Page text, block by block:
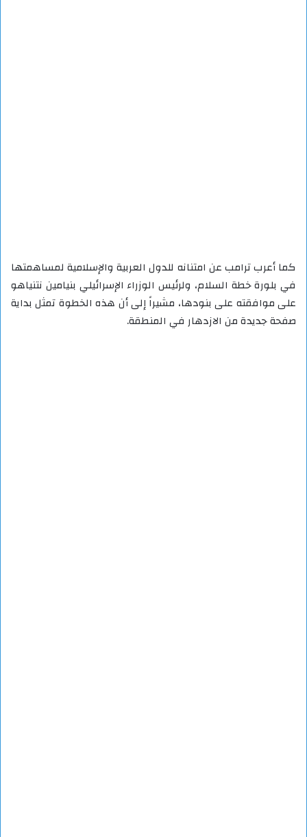
كما أعرب ترامب عن امتنانه للدول العربية والإسلامية لمساهمتها
في بلورة خطة السلام، ولرئيس الوزراء الإسرائيلي بنيامين نتنياهو
على موافقته على بنودها، مشيراً إلى أن هذه الخطوة تمثل بداية
صفحة جديدة من الازدهار في المنطقة.